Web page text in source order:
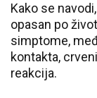
Kako se
opasan po
simptome,
kontakta,
reakcija.